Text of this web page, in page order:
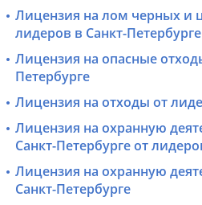
Лицензия на лом черных и
лидеров в Санкт-Петербурге
Лицензия на опасные
Петербурге
Лицензия на отходы от
Лицензия на охранную
Санкт-Петербурге от
Лицензия на охранную
Санкт-Петербурге